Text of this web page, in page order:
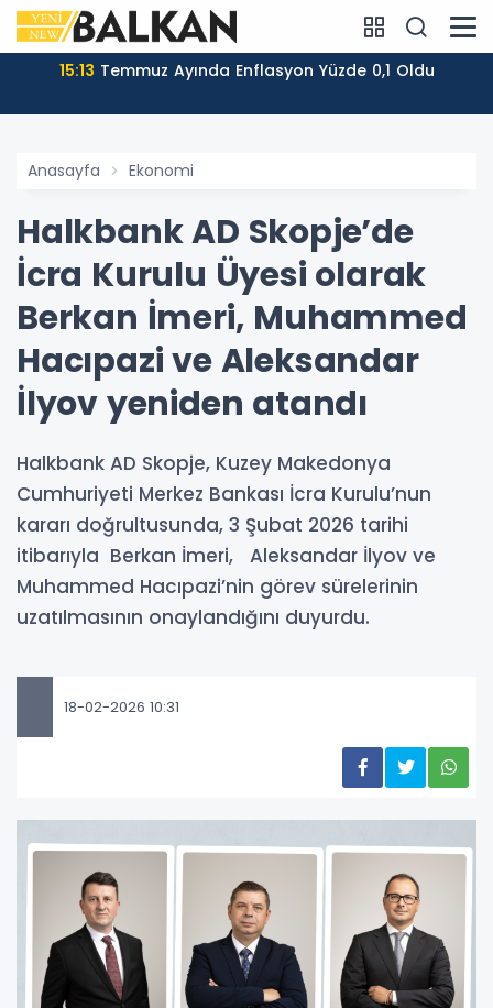
15:13 Temmuz Ayında Enflasyon Yüzde 0,1 Oldu
Anasayfa Ekonomi
Halkbank AD Skopje’de
İcra Kurulu Üyesi olarak
Berkan İmeri, Muhammed
Hacıpazi ve Aleksandar
İlyov yeniden atandı
Halkbank AD Skopje, Kuzey Makedonya
Cumhuriyeti Merkez Bankası İcra Kurulu’nun
kararı doğrultusunda, 3 Şubat 2026 tarihi
itibarıyla Berkan İmeri, Aleksandar İlyov ve
Muhammed Hacıpazi’nin görev sürelerinin
uzatılmasının onaylandığını duyurdu.
18-02-2026 10:31